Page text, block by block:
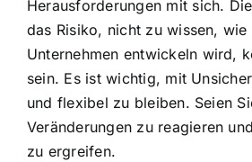
Herausforderungen mit sich.
das Risiko, nicht zu wissen, wie
Unternehmen entwickeln wird,
sein. Es ist wichtig, mit
und flexibel zu bleiben. Seien
Veränderungen zu reagieren
zu ergreifen.